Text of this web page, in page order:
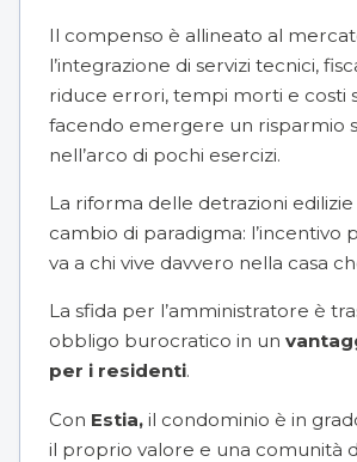
Il compenso è allineato al
l’integrazione di servizi tecnici,
riduce errori, tempi morti e costi
facendo emergere un risparmio
nell’arco di pochi esercizi.
La riforma delle detrazioni edilizie
cambio di paradigma: l’incentivo
va a chi vive davvero nella casa
La sfida per l’amministratore è
obbligo burocratico in un
per i residenti.
Con Estia, il condominio è in
il proprio valore e una comunità